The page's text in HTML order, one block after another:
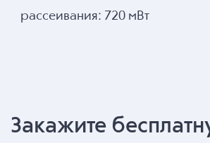
рассеивания: 720 мВт
Закажите